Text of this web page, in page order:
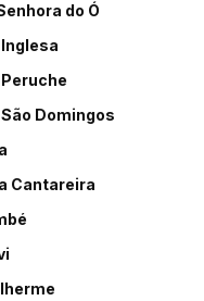
do Ó
Inglesa
Peruche
São Domingos
Cantareira